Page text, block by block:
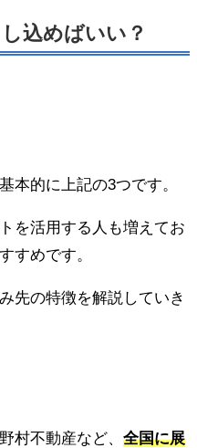
込めばいい？
本的に上記の3つです。
を活用する人も増えてお
すめです。
先の特徴を解説していき
村不動産など、 全国に展